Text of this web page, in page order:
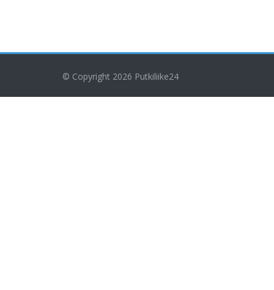
© Copyright 2026 Putkiliike24